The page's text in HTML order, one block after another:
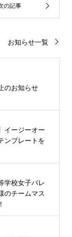
お知らせ一覧
のお知らせ
イージーオー
ンプレートを
学校女子バレ
のチームマス